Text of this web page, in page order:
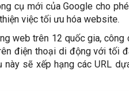
cụ mới của Google cho
việc tối ưu hóa website.
web trên 12 quốc gia,
điện thoại di động với tối
này sẽ xếp hạng các URL